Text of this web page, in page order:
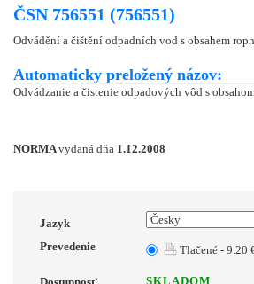
ČSN 756551 (756551)
Odvádění a čištění odpadních vod s obsahem
Automaticky preložený názov:
Odvádzanie a čistenie odpadových vôd s
NORMAvydaná dňa 1.12.2008
Jazyk
Prevedenie
Tlačené - 9.20
SKLADOM